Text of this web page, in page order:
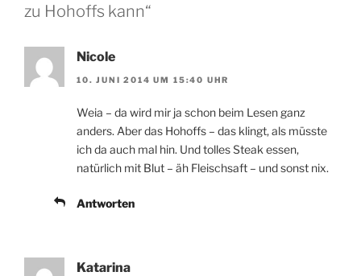
zu Hohoffs kann“
Nicole
10. JUNI 2014 UM 15:40 UHR
Weia – da wird mir ja schon beim Lesen ganz
anders. Aber das Hohoffs – das klingt, als müsste
ich da auch mal hin. Und tolles Steak essen,
natürlich mit Blut – äh Fleischsaft – und sonst nix.
Antworten
Katarina